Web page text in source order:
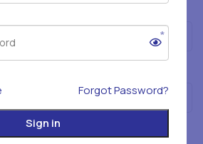
en website opslaan in deze
Forgot Password?
Sign in